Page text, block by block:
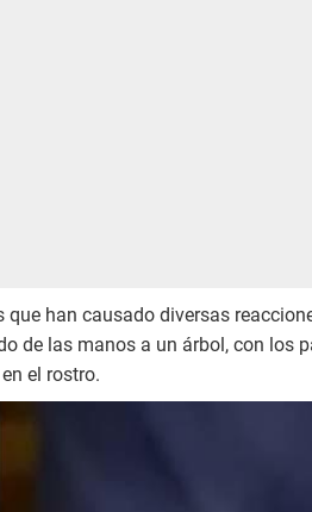
que han causado diversas
de las manos a un árbol, con los
el rostro.